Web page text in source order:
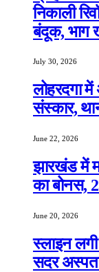
निकाली
बंदूक, भाग
July 30, 2026
लोहरदगा
संस्कार,
June 22, 2026
झारखंड में
का बोनस,
June 20, 2026
स्लाइन
सदर